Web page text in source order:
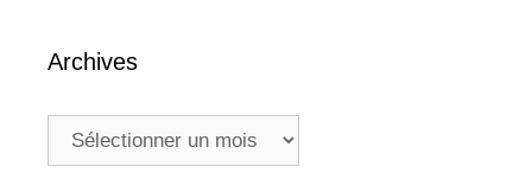
Archives
Archives